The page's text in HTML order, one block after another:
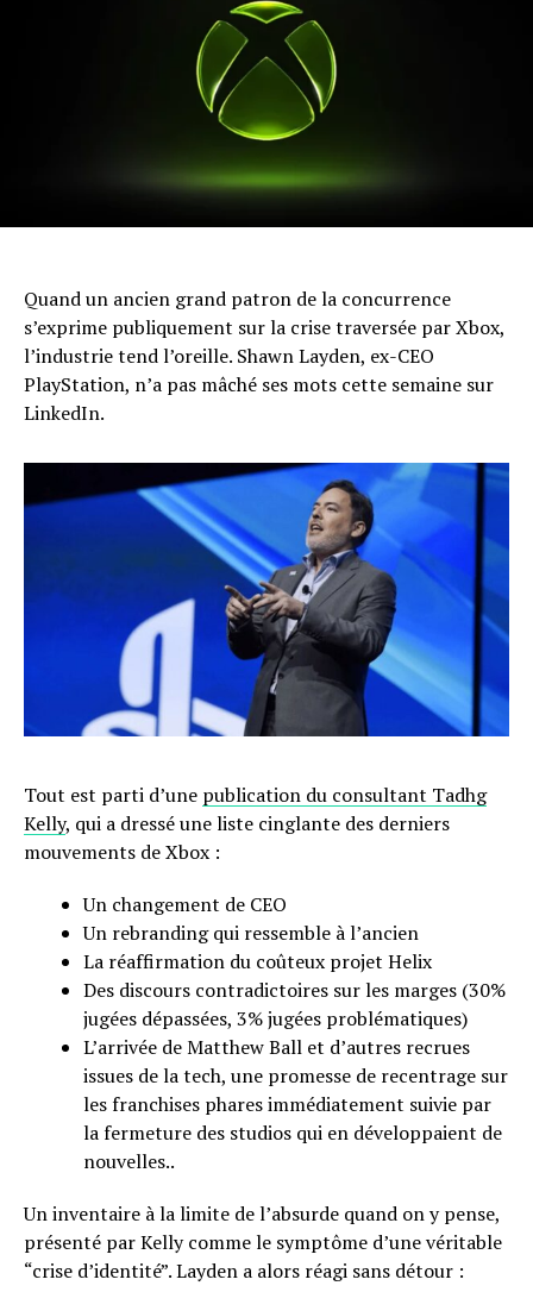
Quand un ancien grand patron de la concurrence
s’exprime publiquement sur la crise traversée par Xbox,
l’industrie tend l’oreille. Shawn Layden, ex-CEO
PlayStation, n’a pas mâché ses mots cette semaine sur
LinkedIn.
Tout est parti d’une publication du consultant Tadhg
Kelly, qui a dressé une liste cinglante des derniers
mouvements de Xbox :
Un changement de CEO
Un rebranding qui ressemble à l’ancien
La réaffirmation du coûteux projet Helix
Des discours contradictoires sur les marges (30%
jugées dépassées, 3% jugées problématiques)
L’arrivée de Matthew Ball et d’autres recrues
issues de la tech, une promesse de recentrage sur
les franchises phares immédiatement suivie par
la fermeture des studios qui en développaient de
nouvelles..
Un inventaire à la limite de l’absurde quand on y pense,
présenté par Kelly comme le symptôme d’une véritable
“crise d’identité”. Layden a alors réagi sans détour :